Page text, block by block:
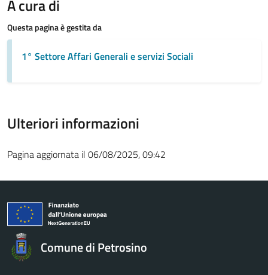
A cura di
Questa pagina è gestita da
1° Settore Affari Generali e servizi Sociali
Ulteriori informazioni
Pagina aggiornata il 06/08/2025, 09:42
Comune di Petrosino